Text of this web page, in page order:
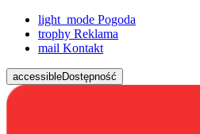
light_mode Pogoda
trophy Reklama
mail Kontakt
accessibleDostępność